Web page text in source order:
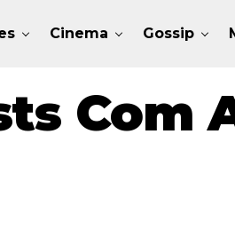
Cinema Gossip
Com